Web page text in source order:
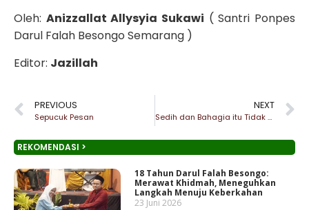
Oleh: Anizzallat Allysyia Sukawi ( Santri Ponpes
Darul Falah Besongo Semarang )
Editor: Jazillah
PREVIOUS
Sepucuk Pesan
NEXT
Sedih dan Bahagia itu Tidak Selamanya
REKOMENDASI >
18 Tahun Darul Falah Besongo:
Merawat Khidmah, Meneguhkan
Langkah Menuju Keberkahan
23 Juni 2026